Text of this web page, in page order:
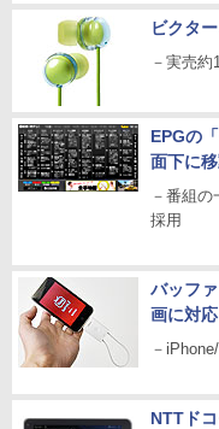
ビクタ
－実売約
EPGの
面下に
－番組
採用
バッフ
画に対応
－
NTTド